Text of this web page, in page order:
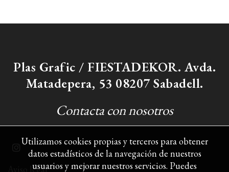
Plas Grafic / FIESTADEKOR. Avda.
Matadepera, 53 08207 Sabadell.
Contacta con nosotros
Aviso legal
Utilizamos cookies propias y terceros para obtener
datos estadísticos de la navegación de nuestros
usuarios y mejorar nuestros servicios. Puedes